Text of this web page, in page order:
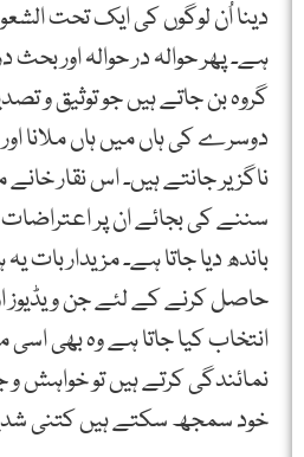
دینا اُن لوگوں کی ایک تحت
ہے۔ پھر حوالہ در حوالہ اور
گروہ بن جاتے ہیں جو توثیق و
دوسرے کی ہاں میں ہاں ملانا
ناگزیر جانتے ہیں۔ اس نقار
سننے کی بجائے ان پر اعتراضات
باندھ دیا جاتا ہے۔ مزیدار بات
حاصل کرنے کے لئے جن ویڈیوز
انتخاب کیا جاتا ہے وہ بھی
نمائندگی کرتے ہیں تو خواہش
خود سمجھ سکتے ہیں کتنی